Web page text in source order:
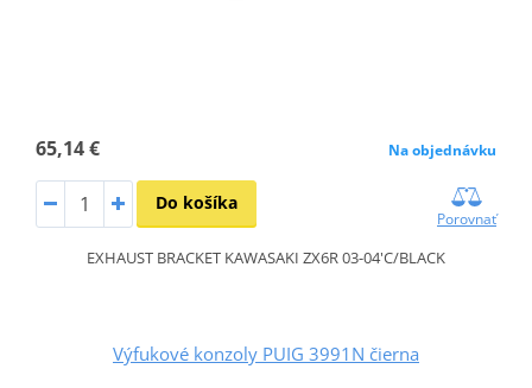
65,14 € Na objednávku
Do košíka
Porovnať
EXHAUST BRACKET KAWASAKI ZX6R 03-04'C/BLACK
Výfukové konzoly PUIG 3991N čierna